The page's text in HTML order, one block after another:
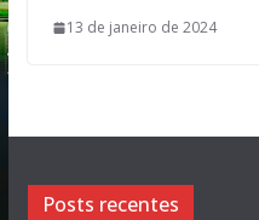
13 de janeiro de 2024
Posts recentes